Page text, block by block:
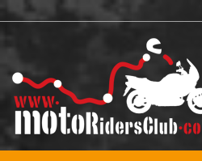
Παράκαμψη
προς
περιεχόμενο